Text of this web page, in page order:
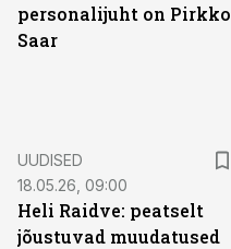
personalijuht on Pirkko
Saar
UUDISED
18.05.26, 09:00
Heli Raidve: peatselt
jõustuvad muudatused